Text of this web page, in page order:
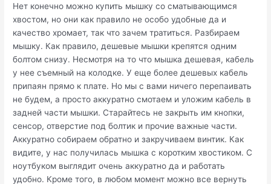
Нет конечно можно купить мышку со сматывающимся
хвостом, но они как правило не особо удобные да и
качество хромает, так что зачем тратиться. Разбираем
мышку. Как правило, дешевые мышки крепятся одним
болтом снизу. Несмотря на то что мышка дешевая, кабель
у нее съемный на колодке. У еще более дешевых кабель
припаян прямо к плате. Но мы с вами ничего перепаивать
не будем, а просто аккуратно смотаем и уложим кабель в
задней части мышки. Старайтесь не закрыть им кнопки,
сенсор, отверстие под болтик и прочие важные части.
Аккуратно собираем обратно и закручиваем винтик. Как
видите, у нас получилась мышка с коротким хвостиком. С
ноутбуком выглядит очень аккуратно да и работать
удобно. Кроме того, в любом момент можно все вернуть